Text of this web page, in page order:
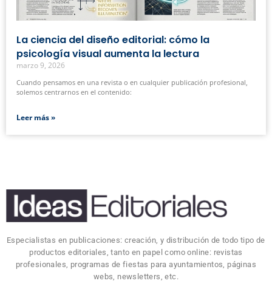
La ciencia del diseño editorial: cómo la
psicología visual aumenta la lectura
marzo 9, 2026
Cuando pensamos en una revista o en cualquier publicación profesional,
solemos centrarnos en el contenido:
Leer más »
Especialistas en publicaciones: creación, y distribución de todo tipo de
productos editoriales, tanto en papel como online: revistas
profesionales, programas de fiestas para ayuntamientos, páginas
webs, newsletters, etc.